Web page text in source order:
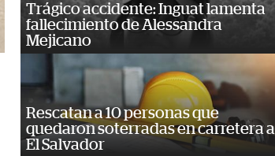
Trágico accidente: Inguat lamenta
fallecimiento de Alessandra
Mejicano
Rescatan a 10 personas que
quedaron soterradas en carretera a
El Salvador